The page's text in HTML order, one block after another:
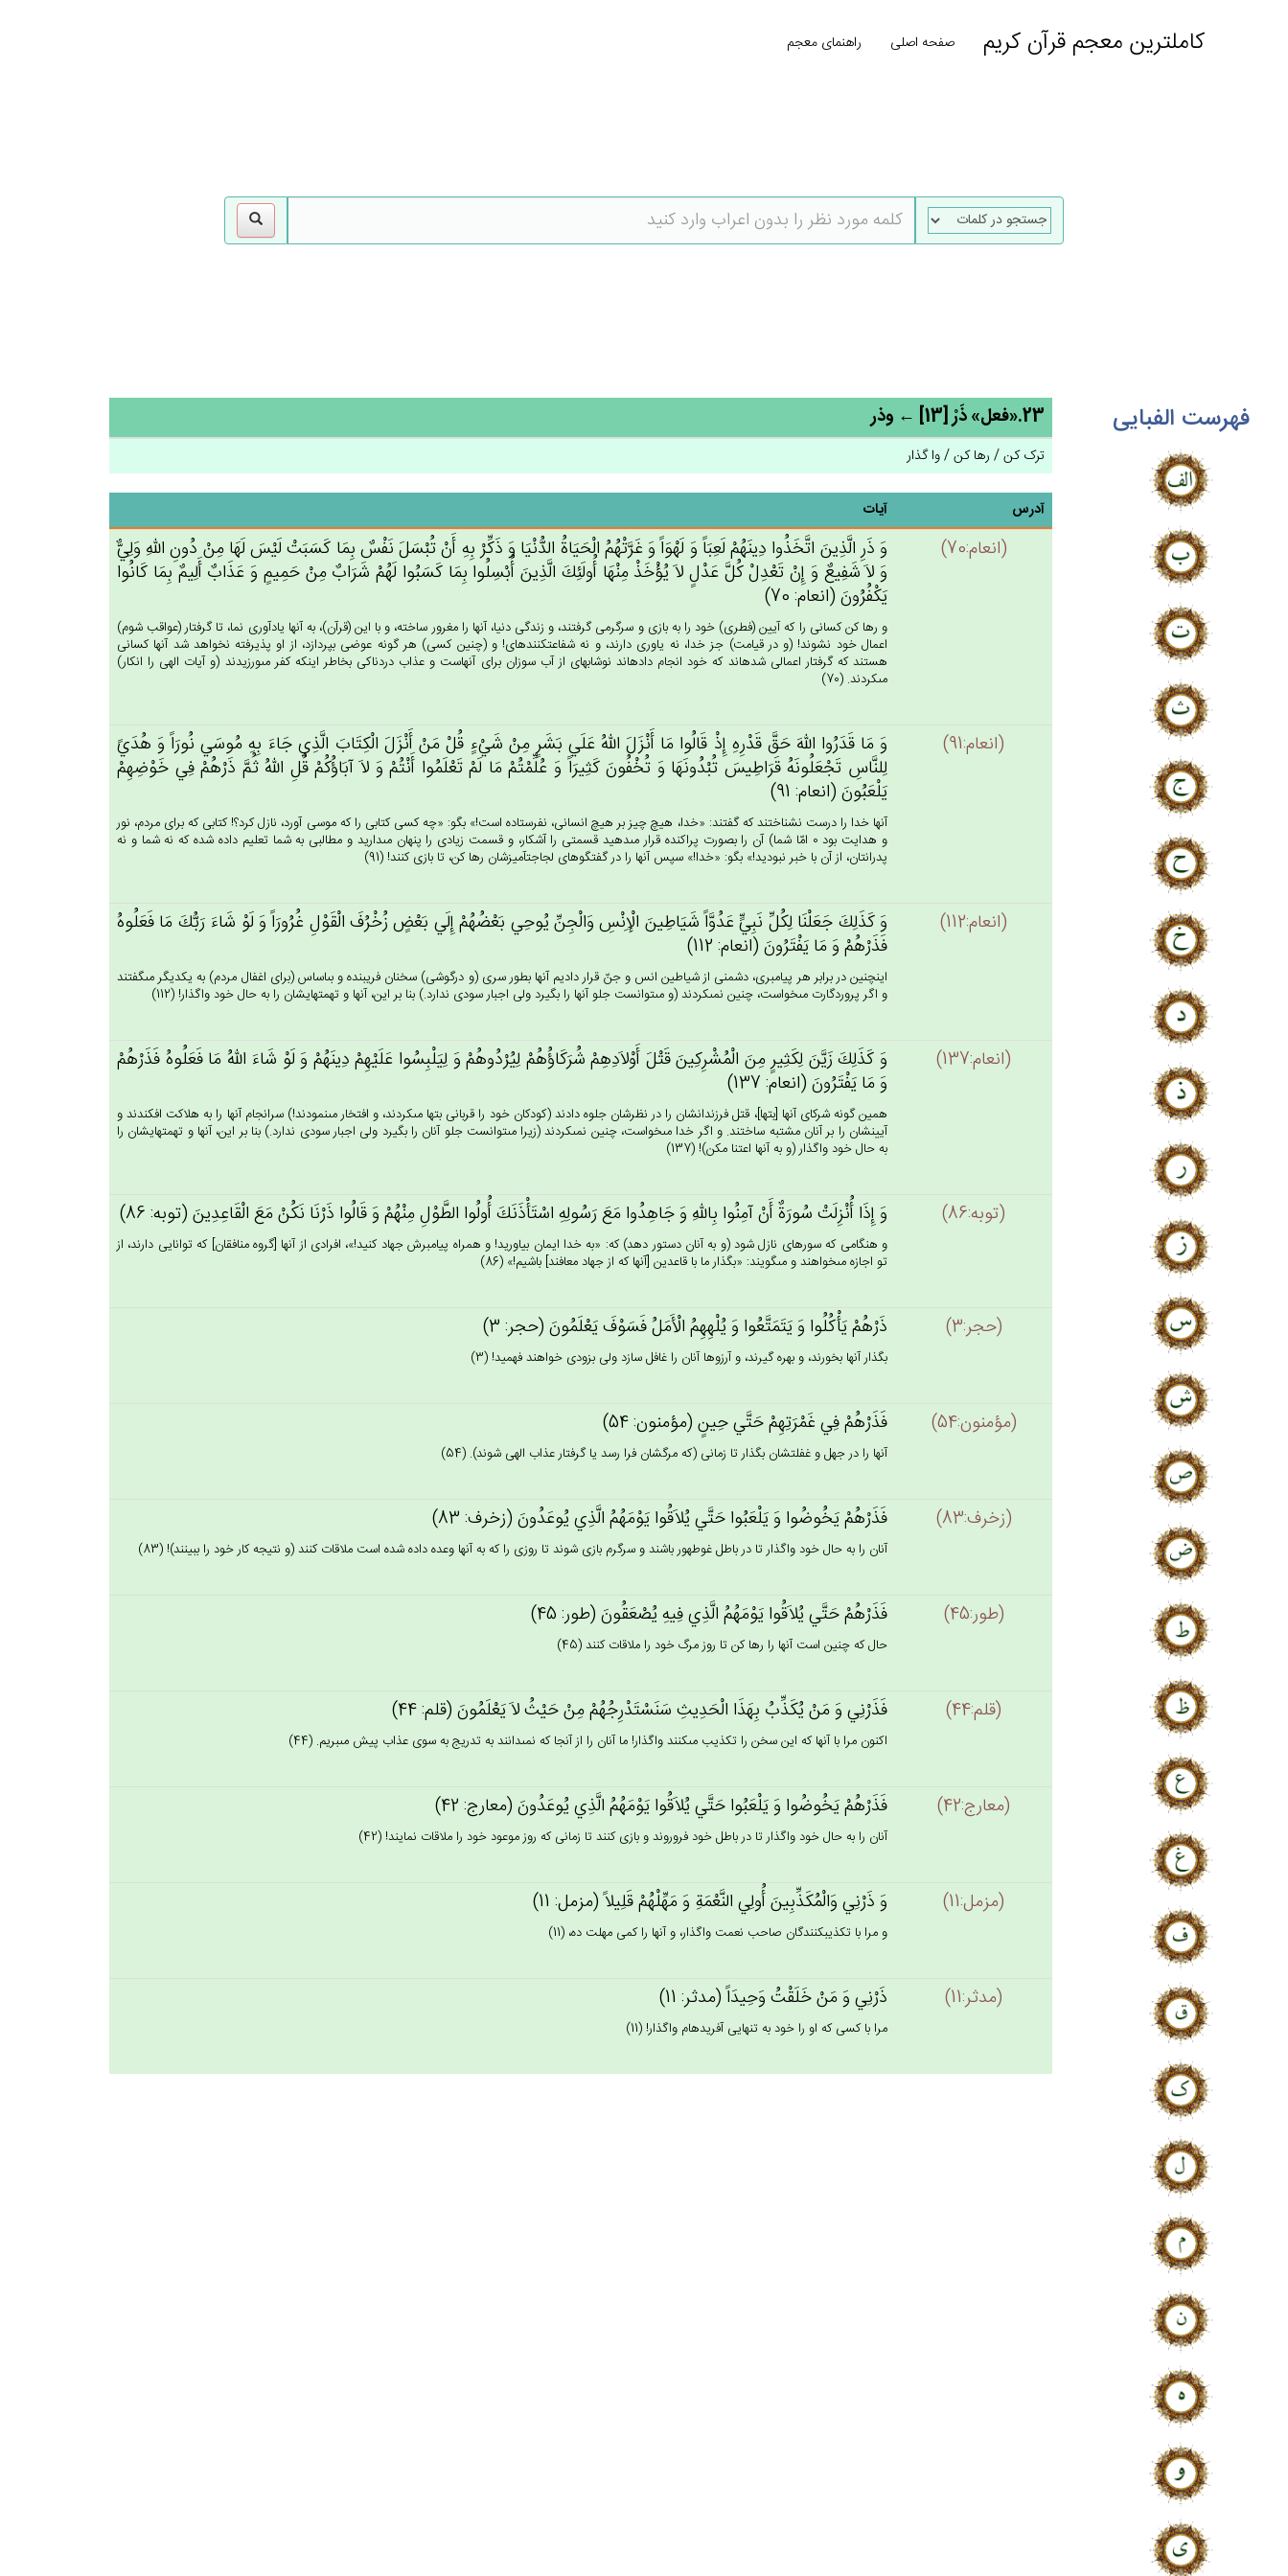
کاملترین معجم قرآن کریم صفحه اصلی راهنمای معجم
فهرست الفبایی 23.«فعل» ذَرْ [13] ← وذر
ترک کن / رها کن / وا گذار
آدرس آیات
(انعام:70)
وَ ذَرِ الَّذِين‌َ اتَّخَذُوا دِينَهُم‌ْ لَعِبَاً وَ لَهْوَاً وَ غَرَّتْهُم‌ُ الْحَيَاة‌ُ الدُّنْيَا وَ ذَكِّرْ بِه‌ِ أَنْ‌ تُبْسَل‌َ نَفْس‌ٌ بِمَا كَسَبَت‌ْ لَيْس‌َ لَهَا مِنْ‌ دُون‌ِ الله‌ِ وَلِي‌ٌّ
وَ لاَ شَفِيع‌ٌ وَ إِنْ‌ تَعْدِل‌ْ كُل‌َّ عَدْل‌ٍ لاَ يُؤْخَذْ مِنْهَا أُولَئِك‌َ الَّذِين‌َ أُبْسِلُوا بِمَا كَسَبُوا لَهُم‌ْ شَرَاب‌ٌ مِنْ‌ حَمِيم‌ٍ وَ عَذَاب‌ٌ أَلِيم‌ٌ بِمَا كَانُوا
يَكْفُرُون‌َ (انعام: 70)
و رها كن كسانى را كه آيين (فطرى) خود را به بازى و سرگرمى گرفتند، و زندگى دنيا، آنها را مغرور ساخته، و با اين (قرآن)، به آنها يادآورى نما، تا گرفتار (عواقب شوم)
اعمال خود نشوند! (و در قيامت) جز خدا، نه ياورى دارند، و نه شفاعت‏كننده‏اى! و (چنين كسى) هر گونه عوضى بپردازد، از او پذيرفته نخواهد شد آنها كسانى
هستند كه گرفتار اعمالى شده‏اند كه خود انجام داده‏اند نوشابه‏اى از آب سوزان براى آنهاست و عذاب دردناكى بخاطر اينكه كفر مى‏ورزيدند (و آيات الهى را انكار)
مى‏كردند. (70)
(انعام:91)
وَ مَا قَدَرُوا الله‌َ حَق‌َّ قَدْرِه‌ِ إِذْ قَالُوا مَا أَنْزَل‌َ الله‌ُ عَلَي‌ بَشَرٍ مِنْ‌ شَي‌ْءٍ قُل‌ْ مَن‌ْ أَنْزَل‌َ الْكِتَاب‌َ الَّذِي‌ جَاءَ بِه‌ِ مُوسَي‌ نُورَاً وَ هُدَي‌ً
لِلنَّاس‌ِ تَجْعَلُونَه‌ُ قَرَاطِيس‌َ تُبْدُونَهَا وَ تُخْفُون‌َ كَثِيرَاً وَ عُلِّمْتُمْ‌ مَا لَم‌ْ تَعْلَمُوا أَنْتُم‌ْ وَ لاَ آبَاؤُكُم‌ْ قُل‌ِ الله‌ُ ثُم‌َّ ذَرْهُم‌ْ فِي‌ خَوْضِهِم‌ْ
يَلْعَبُون‌َ (انعام: 91)
آنها خدا را درست نشناختند كه گفتند: «خدا، هيچ چيز بر هيچ انسانى، نفرستاده است!» بگو: «چه كسى كتابى را كه موسى آورد، نازل كرد؟! كتابى كه براى مردم، نور
و هدايت بود 0 امّا شما) آن را بصورت پراكنده قرار مى‏دهيد قسمتى را آشكار، و قسمت زيادى را پنهان مى‏داريد و مطالبى به شما تعليم داده شده كه نه شما و نه
پدرانتان، از آن با خبر نبوديد!» بگو: «خدا!» سپس آنها را در گفتگوهاى لجاجت‏آميزشان رها كن، تا بازى كنند! (91)
(انعام:112)
وَ كَذَلِك‌َ جَعَلْنَا لِكُل‌ِّ نَبِي‌ٍّ عَدُوَّاً شَيَاطِين‌َ الْإِنْس‌ِ وَالْجِن‌ِّ يُوحِي‌ بَعْضُهُم‌ْ إِلَي‌ بَعْض‌ٍ زُخْرُف‌َ الْقَوْل‌ِ غُرُورَاً وَ لَوْ شَاءَ رَبُّك‌َ مَا فَعَلُوه‌ُ
فَذَرْهُم‌ْ وَ مَا يَفْتَرُون‌َ (انعام: 112)
اينچنين در برابر هر پيامبرى، دشمنى از شياطين انس و جنّ قرار داديم آنها بطور سرى (و درگوشى) سخنان فريبنده و بى‏اساس (براى اغفال مردم) به يكديگر مى‏گفتند
و اگر پروردگارت مى‏خواست، چنين نمى‏كردند (و مى‏توانست جلو آنها را بگيرد ولى اجبار سودى ندارد.) بنا بر اين، آنها و تهمتهايشان را به حال خود واگذار! (112)
(انعام:137)
وَ كَذَلِك‌َ زَيَّن‌َ لِكَثِيرٍ مِن‌َ الْمُشْرِكِين‌َ قَتْل‌َ أَوْلاَدِهِم‌ْ شُرَكَاؤُهُم‌ْ لِيُرْدُوهُم‌ْ وَ لِيَلْبِسُوا عَلَيْهِم‌ْ دِينَهُم‌ْ وَ لَوْ شَاءَ الله‌ُ مَا فَعَلُوه‌ُ فَذَرْهُم‌ْ
وَ مَا يَفْتَرُون‌َ (انعام: 137)
همين گونه شركاى آنها [بتها]، قتل فرزندانشان را در نظرشان جلوه دادند (كودكان خود را قربانى بتها مى‏كردند، و افتخار مى‏نمودند!) سرانجام آنها را به هلاكت افكندند و
آيينشان را بر آنان مشتبه ساختند. و اگر خدا مى‏خواست، چنين نمى‏كردند (زيرا مى‏توانست جلو آنان را بگيرد ولى اجبار سودى ندارد.) بنا بر اين، آنها و تهمتهايشان را
به حال خود واگذار (و به آنها اعتنا مكن)! (137)
(توبه:86) وَ إِذَا أُنْزِلَت‌ْ سُورَة‌ٌ أَن‌ْ آمِنُوا بِالله‌ِ وَ جَاهِدُوا مَع‌َ رَسُولِه‌ِ اسْتَأْذَنَك‌َ أُولُوا الطَّوْل‌ِ مِنْهُم‌ْ وَ قَالُوا ذَرْنَا نَكُنْ‌ مَع‌َ الْقَاعِدِين‌َ (توبه: 86)
و هنگامى كه سوره‏اى نازل شود (و به آنان دستور دهد) كه: «به خدا ايمان بياوريد! و همراه پيامبرش جهاد كنيد!»، افرادى از آنها [گروه منافقان‏] كه توانايى دارند، از
تو اجازه مى‏خواهند و مى‏گويند: «بگذار ما با قاعدين [آنها كه از جهاد معافند] باشيم!» (86)
(حجر:3) ذَرْهُم‌ْ يَأْكُلُوا وَ يَتَمَتَّعُوا وَ يُلْهِهِم‌ُ الْأَمَل‌ُ فَسَوْف‌َ يَعْلَمُون‌َ (حجر: 3)
بگذار آنها بخورند، و بهره گيرند، و آرزوها آنان را غافل سازد ولى بزودى خواهند فهميد! (3)
(مؤمنون:54) فَذَرْهُم‌ْ فِي‌ غَمْرَتِهِم‌ْ حَتَّي‌ حِين‌ٍ (مؤمنون: 54)
آنها را در جهل و غفلتشان بگذار تا زمانى (كه مرگشان فرا رسد يا گرفتار عذاب الهى شوند). (54)
(زخرف:83) فَذَرْهُم‌ْ يَخُوضُوا وَ يَلْعَبُوا حَتَّي‌ يُلاَقُوا يَوْمَهُم‌ُ الَّذِي‌ يُوعَدُون‌َ (زخرف: 83)
آنان را به حال خود واگذار تا در باطل غوطه‏ور باشند و سرگرم بازى شوند تا روزى را كه به آنها وعده داده شده است ملاقات كنند (و نتيجه كار خود را ببينند)! (83)
(طور:45) فَذَرْهُم‌ْ حَتَّي‌ يُلاَقُوا يَوْمَهُم‌ُ الَّذِي‌ فِيه‌ِ يُصْعَقُون‌َ (طور: 45)
حال كه چنين است آنها را رها كن تا روز مرگ خود را ملاقات كنند (45)
(قلم:44) فَذَرْنِي‌ وَ مَنْ‌ يُكَذِّب‌ُ بِهَذَا الْحَدِيث‌ِ سَنَسْتَدْرِجُهُمْ‌ مِن‌ْ حَيْث‌ُ لاَ يَعْلَمُون‌َ (قلم: 44)
اكنون مرا با آنها كه اين سخن را تكذيب مى‏كنند واگذار! ما آنان را از آنجا كه نمى‏دانند به تدريج به سوى عذاب پيش مى‏بريم. (44)
(معارج:42) فَذَرْهُم‌ْ يَخُوضُوا وَ يَلْعَبُوا حَتَّي‌ يُلاَقُوا يَوْمَهُم‌ُ الَّذِي‌ يُوعَدُون‌َ (معارج: 42)
آنان را به حال خود واگذار تا در باطل خود فروروند و بازى كنند تا زمانى كه روز موعود خود را ملاقات نمايند! (42)
(مزمل:11) وَ ذَرْنِي‌ وَالْمُكَذِّبِين‌َ أُولِي‌ النَّعْمَة‌ِ وَ مَهِّلْهُم‌ْ قَلِيلاً (مزمل: 11)
و مرا با تكذيب‏كنندگان صاحب نعمت واگذار، و آنها را كمى مهلت ده، (11)
(مدثر:11) ذَرْنِي‌ وَ مَن‌ْ خَلَقْت‌ُ وَحِيدَاً (مدثر: 11)
مرا با كسى كه او را خود به تنهايى آفريده‏ام واگذار! (11)